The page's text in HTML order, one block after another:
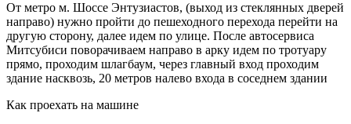
От метро м. Шоссе Энтузиастов, (выход из стеклянных дверей
направо) нужно пройти до пешеходного перехода перейти на
другую сторону, далее идем по улице. После автосервиса
Митсубиси поворачиваем направо в арку идем по тротуару
прямо, проходим шлагбаум, через главный вход проходим
здание насквозь, 20 метров налево входа в соседнем здании
Как проехать на машине